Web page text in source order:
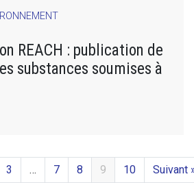
REACH : publication de
substances soumises à
3 … 7 8 9 10 Suivant